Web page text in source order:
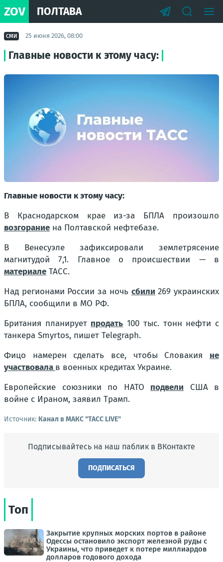
ZOV ПОЛТАВА
СМИ 25 июня 2026, 08:00
Главные новости к этому часу:
Главные новости к этому часу:
В Краснодарском крае из-за БПЛА произошло
возгорание на Полтавской нефтебазе.
В Венесуэле зафиксировали землетрясение
магнитудой 7,1. Главное о происшествии — в
материале ТАСС.
Над регионами России за ночь сбили 269 украинских
БПЛА, сообщили в МО РФ.
Британия планирует продать 100 тыс. тонн нефти с
танкера Smyrtos, пишет Telegraph.
Фицо намерен сделать все, чтобы Словакия не
участвовала в военных кредитах Украине.
Европейские союзники по НАТО подвели США в
войне с Ираном, заявил Трамп.
Источник: Канал в МАКС "ТАСС LIVE"
Подписывайтесь на наш паблик в ВКонтакте
ПОДПИСАТЬСЯ
Топ
Закрытие крупных морских портов в районе
Одессы остановило экспорт железной руды с
Украины, что приведет к потере миллиардов
долларов годового дохода